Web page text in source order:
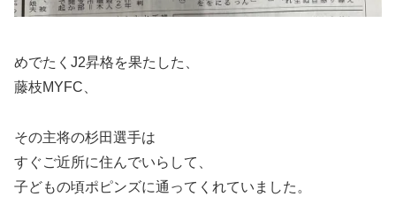
めでたくJ2昇格を果たした、
藤枝MYFC、
その主将の杉田選手は
すぐご近所に住んでいらして、
子どもの頃ポピンズに通ってくれていました。